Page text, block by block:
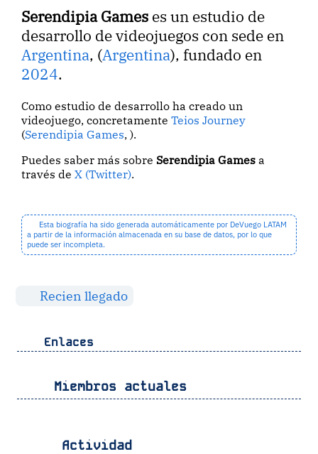
Serendipia Games es un estudio de
desarrollo de videojuegos con sede en
Argentina, (Argentina), fundado en
2024.
Como estudio de desarrollo ha creado un
videojuego, concretamenteTeios Journey
(Serendipia Games, ).
Puedes saber más sobre Serendipia Games a
través deX (Twitter).
Esta biografía ha sido generada automáticamente por DeVuego LATAM
a partir de la información almacenada en su base de datos, por lo que
puede ser incompleta.
Recien llegado
Enlaces
Miembros actuales
Actividad